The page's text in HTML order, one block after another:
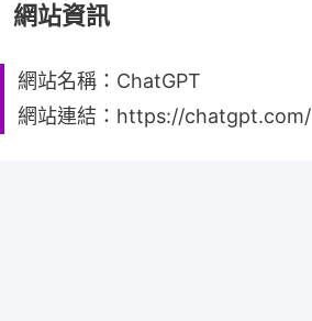
網站資訊
網站名稱：ChatGPT
網站連結：https://chatgpt.com/